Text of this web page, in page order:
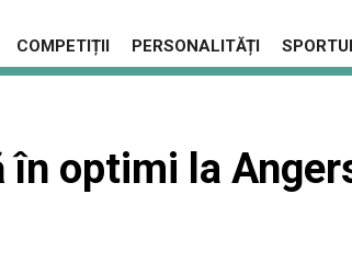
COMPETIȚII PERSONALITĂȚI
în optimi la